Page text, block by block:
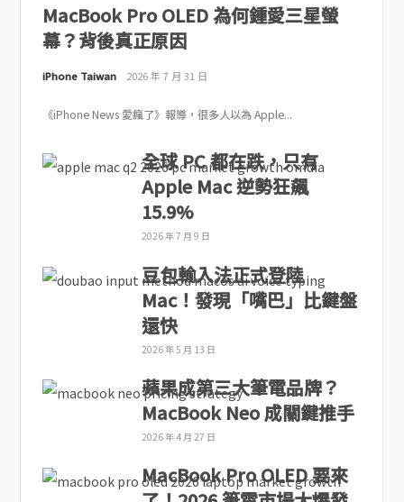
MacBook Pro OLED 為何鍾愛三星螢
幕？背後真正原因
iPhone Taiwan 2026 年 7 月 31 日
《iPhone News 愛瘋了》報導，很多人以為 Apple...
全球 PC 都在跌，只有
Apple Mac 逆勢狂飆
15.9%
2026 年 7 月 9 日
豆包輸入法正式登陸
Mac！發現「嘴巴」比鍵盤
還快
2026 年 5 月 13 日
蘋果成第三大筆電品牌？
MacBook Neo 成關鍵推手
2026 年 4 月 27 日
MacBook Pro OLED 要來